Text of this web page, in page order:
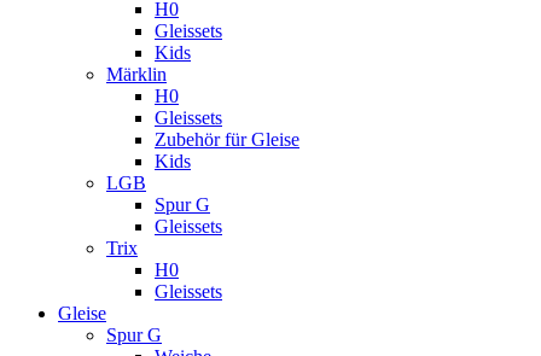
H0
Gleissets
Kids
Märklin
H0
Gleissets
Zubehör für Gleise
Kids
LGB
Spur G
Gleissets
Trix
H0
Gleissets
Gleise
Spur G